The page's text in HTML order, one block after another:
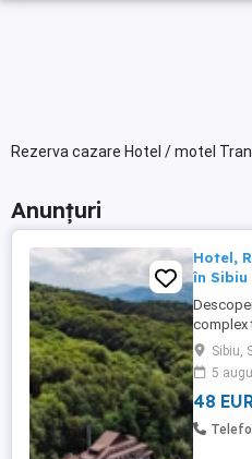
Rezerva cazare Hotel / motel
Anunțuri
Hotel,
în
complex
dedicate
urilor.
între
Sibiu,
5
48